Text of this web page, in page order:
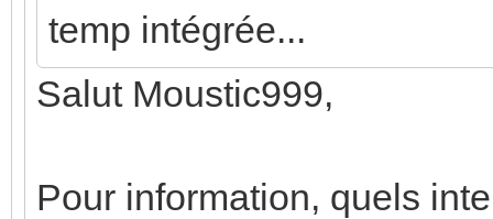
temp intégrée...
Salut Moustic999,
Pour information, quels